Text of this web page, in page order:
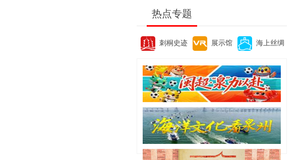
热点专题
刺桐史迹 展示馆 海上丝绸